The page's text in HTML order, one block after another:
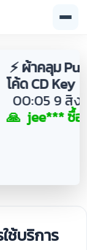
⚡ ผ้าคลุม
โค้ด CD Key
00:05 9 สิงห
🙏 jee*** ซื้อแ
ช้บริการ